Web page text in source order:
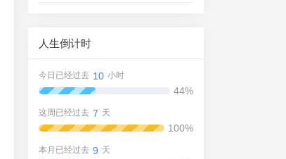
人生倒计时
今日已经过去 10 小时
44%
这周已经过去 7 天
100%
本月已经过去 9 天